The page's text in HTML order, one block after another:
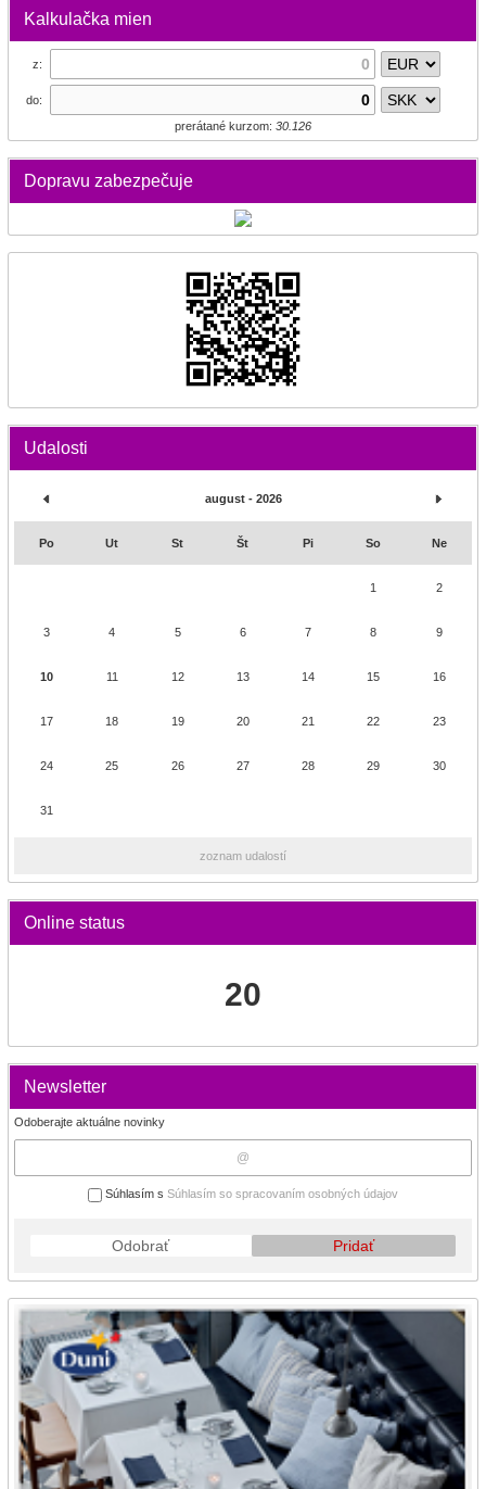
Kalkulačka mien
z:
do:
prerátané kurzom: 30.126
Dopravu zabezpečuje
Udalosti
august - 2026
Po Ut St Št Pi So Ne
1 2
3 4 5 6 7 8 9
10 11 12 13 14 15 16
17 18 19 20 21 22 23
24 25 26 27 28 29 30
31
zoznam udalostí
Online status
20
Newsletter
Odoberajte aktuálne novinky
Súhlasím s Súhlasím so spracovaním osobných údajov
Odobrať Pridať